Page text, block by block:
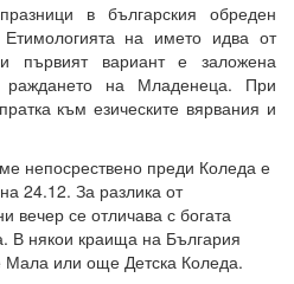
в българския обреден
на името идва от
първият вариант е заложена
раждането на Младенеца. При
към езическите вярвания и
непосрествено преди Коледа е
24.12. За разлика от
вечер се отличава с богата
В някои краища на България
или още Детска Коледа.